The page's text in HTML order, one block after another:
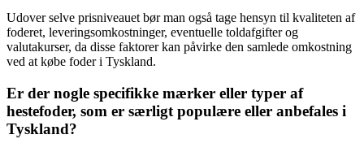
Udover selve prisniveauet bør man også tage hensyn til kvaliteten af
foderet, leveringsomkostninger, eventuelle toldafgifter og
valutakurser, da disse faktorer kan påvirke den samlede omkostning
ved at købe foder i Tyskland.
Er der nogle specifikke mærker eller typer af
hestefoder, som er særligt populære eller anbefales i
Tyskland?